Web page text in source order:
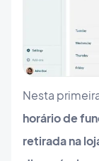
Nesta
horário de
retirada na